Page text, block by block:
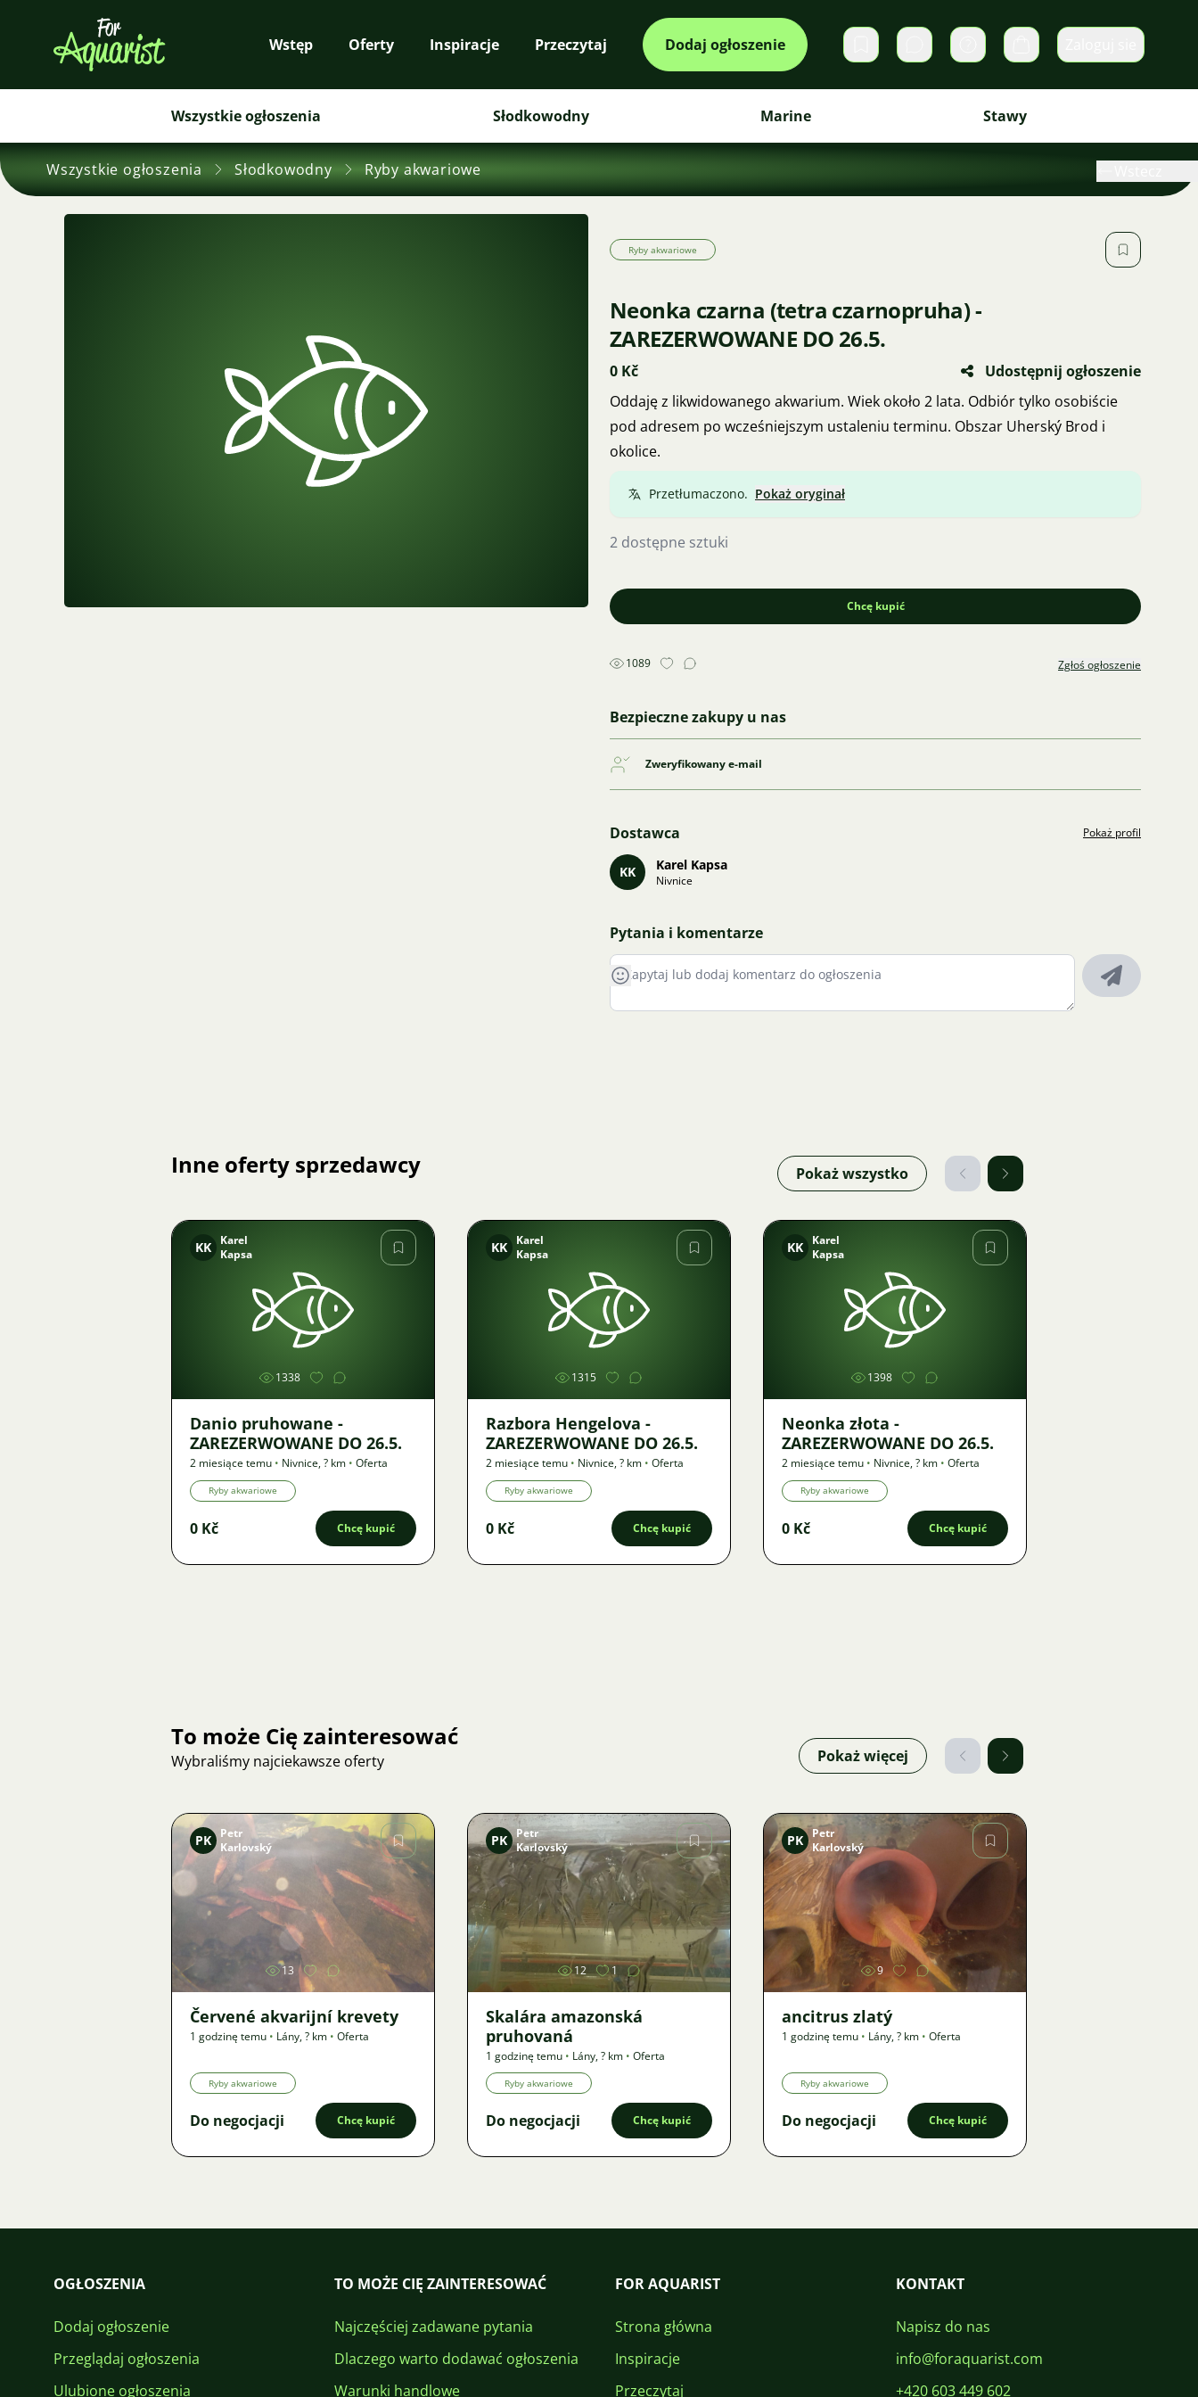
Wstęp Oferty Inspiracje Przeczytaj Dodaj ogłoszenie Prywatne wiadomości
Koszyk
Wszystkie ogłoszenia Słodkowodny Marine Stawy
Wszystkie ogłoszenia Słodkowodny Ryby akwariowe
Ryby akwariowe
Neonka czarna (tetra czarnopruha) -
ZAREZERWOWANE DO 26.5.
0 Kč
Udostępnij ogłoszenie
Oddaję z likwidowanego akwarium. Wiek około 2 lata. Odbiór tylko osobiście
pod adresem po wcześniejszym ustaleniu terminu. Obszar Uherský Brod i
okolice.
Przetłumaczono. Pokaż oryginał
2 dostępne sztuki
Chcę kupić
1089 Zgłoś ogłoszenie
Bezpieczne zakupy u nas
Zweryfikowany e-mail
Dostawca Pokaż profil
KK Karel Kapsa
Nivnice
Pytania i komentarze
Inne oferty sprzedawcy Pokaż wszystko
Zdjęcie
KK
Karel
Kapsa
1338
Danio pruhowane -
ZAREZERWOWANE DO 26.5.
2 miesiące temu • Nivnice,? km • Oferta
Ryby akwariowe
0 Kč Chcę kupić
Zdjęcie
KK
Karel
Kapsa
1315
Razbora Hengelova -
ZAREZERWOWANE DO 26.5.
2 miesiące temu • Nivnice,? km • Oferta
Ryby akwariowe
0 Kč Chcę kupić
Zdjęcie
KK
Karel
Kapsa
1398
Neonka złota -
ZAREZERWOWANE DO 26.5.
2 miesiące temu • Nivnice,? km • Oferta
Ryby akwariowe
0 Kč Chcę kupić
To może Cię zainteresować
Wybraliśmy najciekawsze oferty Pokaż więcej
Zdjęcie
PK
Petr
Karlovský
13
Červené akvarijní krevety
1 godzinę temu • Lány,? km • Oferta
Ryby akwariowe
Do negocjacji Chcę kupić
Zdjęcie
PK
Petr
Karlovský
12 1
Skalára amazonská
pruhovaná
1 godzinę temu • Lány,? km • Oferta
Ryby akwariowe
Do negocjacji Chcę kupić
Zdjęcie
PK
Petr
Karlovský
9
ancitrus zlatý
1 godzinę temu • Lány,? km • Oferta
Ryby akwariowe
Do negocjacji Chcę kupić
OGŁOSZENIA
Dodaj ogłoszenie
Przeglądaj ogłoszenia
Ulubione ogłoszenia
TO MOŻE CIĘ ZAINTERESOWAĆ
Najczęściej zadawane pytania
Dlaczego warto dodawać ogłoszenia
Warunki handlowe
FOR AQUARIST
Strona główna
Inspiracje
Przeczytaj
KONTAKT
Napisz do nas
info@foraquarist.com
+420 603 449 602